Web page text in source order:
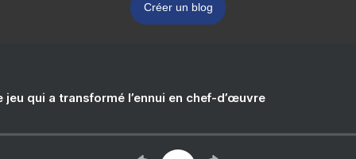
Créer un blog
jeu qui a transformé l’ennui en chef-d’œuvre